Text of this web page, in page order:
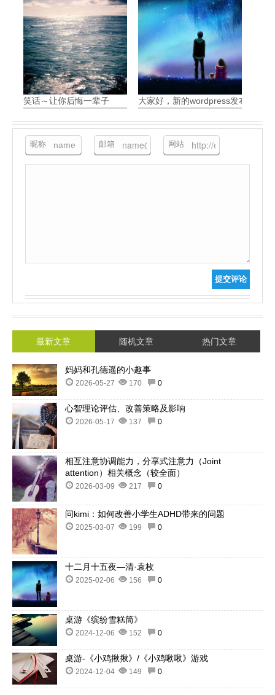
笑话～让你后悔一辈子 大家好，新的wordpress发布体验
昵称 邮箱 网站
提交评论
最新文章 随机文章 热门文章
妈妈和孔德遥的小趣事
2026-05-27 170 0
心智理论评估、改善策略及影响
2026-05-17 137 0
相互注意协调能力，分享式注意力（Joint
attention）相关概念（较全面）
2026-03-09 217 0
问kimi：如何改善小学生ADHD带来的问题
2025-03-07 199 0
十二月十五夜—清·袁枚
2025-02-06 156 0
桌游《缤纷雪糕筒》
2024-12-06 152 0
桌游-《小鸡揪揪》/《小鸡啾啾》游戏
2024-12-04 149 0